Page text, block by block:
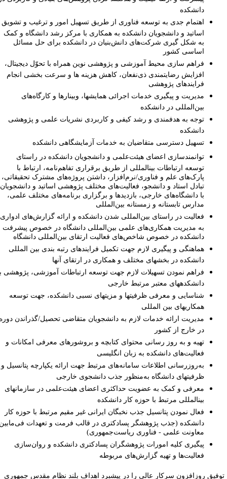
دانشکده
اهتمام جدی به توسعه فناوری از طریق تسهیل امور و ترغیب و تشویق
اساتید و دانشجویان دانشکده به همکاری با مرکز رشد دانشگاه و کمک
به شکل گیری شرکت‌های دانش‌بنیان در دانشکده برای حل مسائل
اساسی کشور
فراهم­ سازی محیط آموزشی و پژوهشی نوین همراه با تحوّل دیجیتال،
افزایش رضایتمندی ذی‌نفعان، کاهش هزینه­ ها و سرعت بخشی انجام
فرایندهای پژوهشی
مدیریت و پیگیری خدمات اجرائی همایش­ها، وبینارها و کارگاه‌های
بین‌المللی در دانشکده
توجه به هدفمندی و رشد کیفی و کاربردی نشریات علمی و پژوهشی
دانشکده
تسهیل دسترسی متقاضیان به خدمات آزمایشگاهی دانشکده
توانمندسازی اعضای هیئت‌علمی و دانشجویان دانشکده در راستای
توسعه ارتباطات بین­المللی از طریق برقراری تفاهم‌نامه، ارتباط با
پارک‌های علم و فناوری/نرم‌افزار، داشتن پروژه‌های مشترک تحقیقاتی،
تبادل استاد و دانشجو، فعالیت‌های مختلف پژوهشی اساتید و دانشجویان
با دانشگاه‌های خارجی، بازدیدها و برگزاری برنامه‌های مختلف علمی،
مدارس تابستانه و زمستانه بین‌المللی
فعالیت در راستای بین‌المللی شدن دانشکده و ارائه گزارش‌های ادواری
به مدیریت همکاری‌های علمی بین‌المللی دانشگاه در خصوص پیشرفت
دانشکده در خصوص شاخص‌های فعالیت ارتقای بین‌المللی دانشگاه‌
هماهنگی و پیگیری لازم جهت تکمیل فرایندهای رتبه ­بندی بین­ المللی
دانشکده در بخش­های مختلف و همکاری در ارتقای آنها
فراهم نمودن تسهیلات لازم جهت توسعه ارتباطات آموزشی، پژوهشی با
دانشکده­های معتبر مرتبط خارجی
شناسایی و معرفی ظرفیت­ها و مزیت­های نسبی دانشکده، جهت توسعه
همکاری­های بین ­المللی
مدیریت ارائه خدمات لازم به دانشجویان متقاضی تحصیل/گذراندن دوره
در خارج از کشور
تهیه و به روز رسانی محتوای کتابچه و بروشورهای معرفی امکانات و
فعالیت‌های دانشکده به زبان انگلیسی
به‌روزرسانی اطلاعات سامانه‌های مرتبط جهت ارائه یکپارچه پتانسیل و
ظرفیت­های دانشگاه به‌منظور جذب دانشجوی خارجی
معرفی و کمک به عضویت حداکثری اعضای هیئت‌علمی در سازمان­های
بین­المللی مرتبط با حوزه کار دانشکده
فعال نمودن پتانسیل جذب نخبگان ایرانی غیر مقیم مرتبط با حوزه کار
دانشکده (جذب پژوهشگر پسادکتری در قالب فرمت و تعهدات فی‌مابین
معاونت علمی - فناوری ریاست‌جمهوری)
پیگیری کلیه امورات پژوهشگران پسادکتری دانشکده و روان‌سازی
فعالیت‌ها و تهیه گزارش‌های مربوطه
روزافزون سرکار عالی را در پیشبرد اهداف بلند نظام مقدس جمهوری